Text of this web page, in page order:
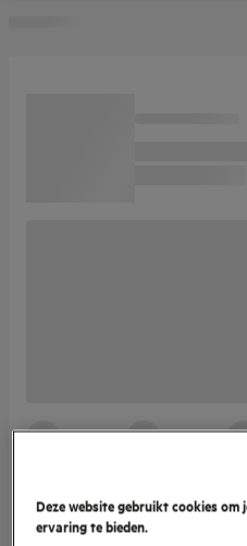
Deze website gebruikt cookies om
ervaring te bieden.